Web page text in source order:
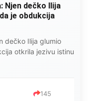
ga kupala,
je poslao po
pelene mu
234